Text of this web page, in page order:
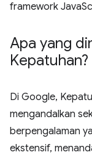
framework
Apa yang
Kepatuhan?
Di Google,
mengandalkan
berpengalaman
ekstensif,